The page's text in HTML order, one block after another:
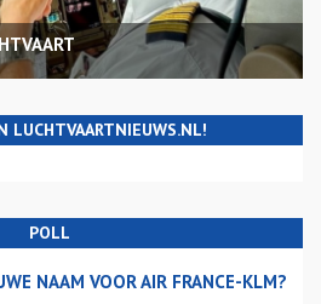
LUCHTVAARTNIEUWS.NL!
POLL
NAAM VOOR AIR FRANCE-KLM?